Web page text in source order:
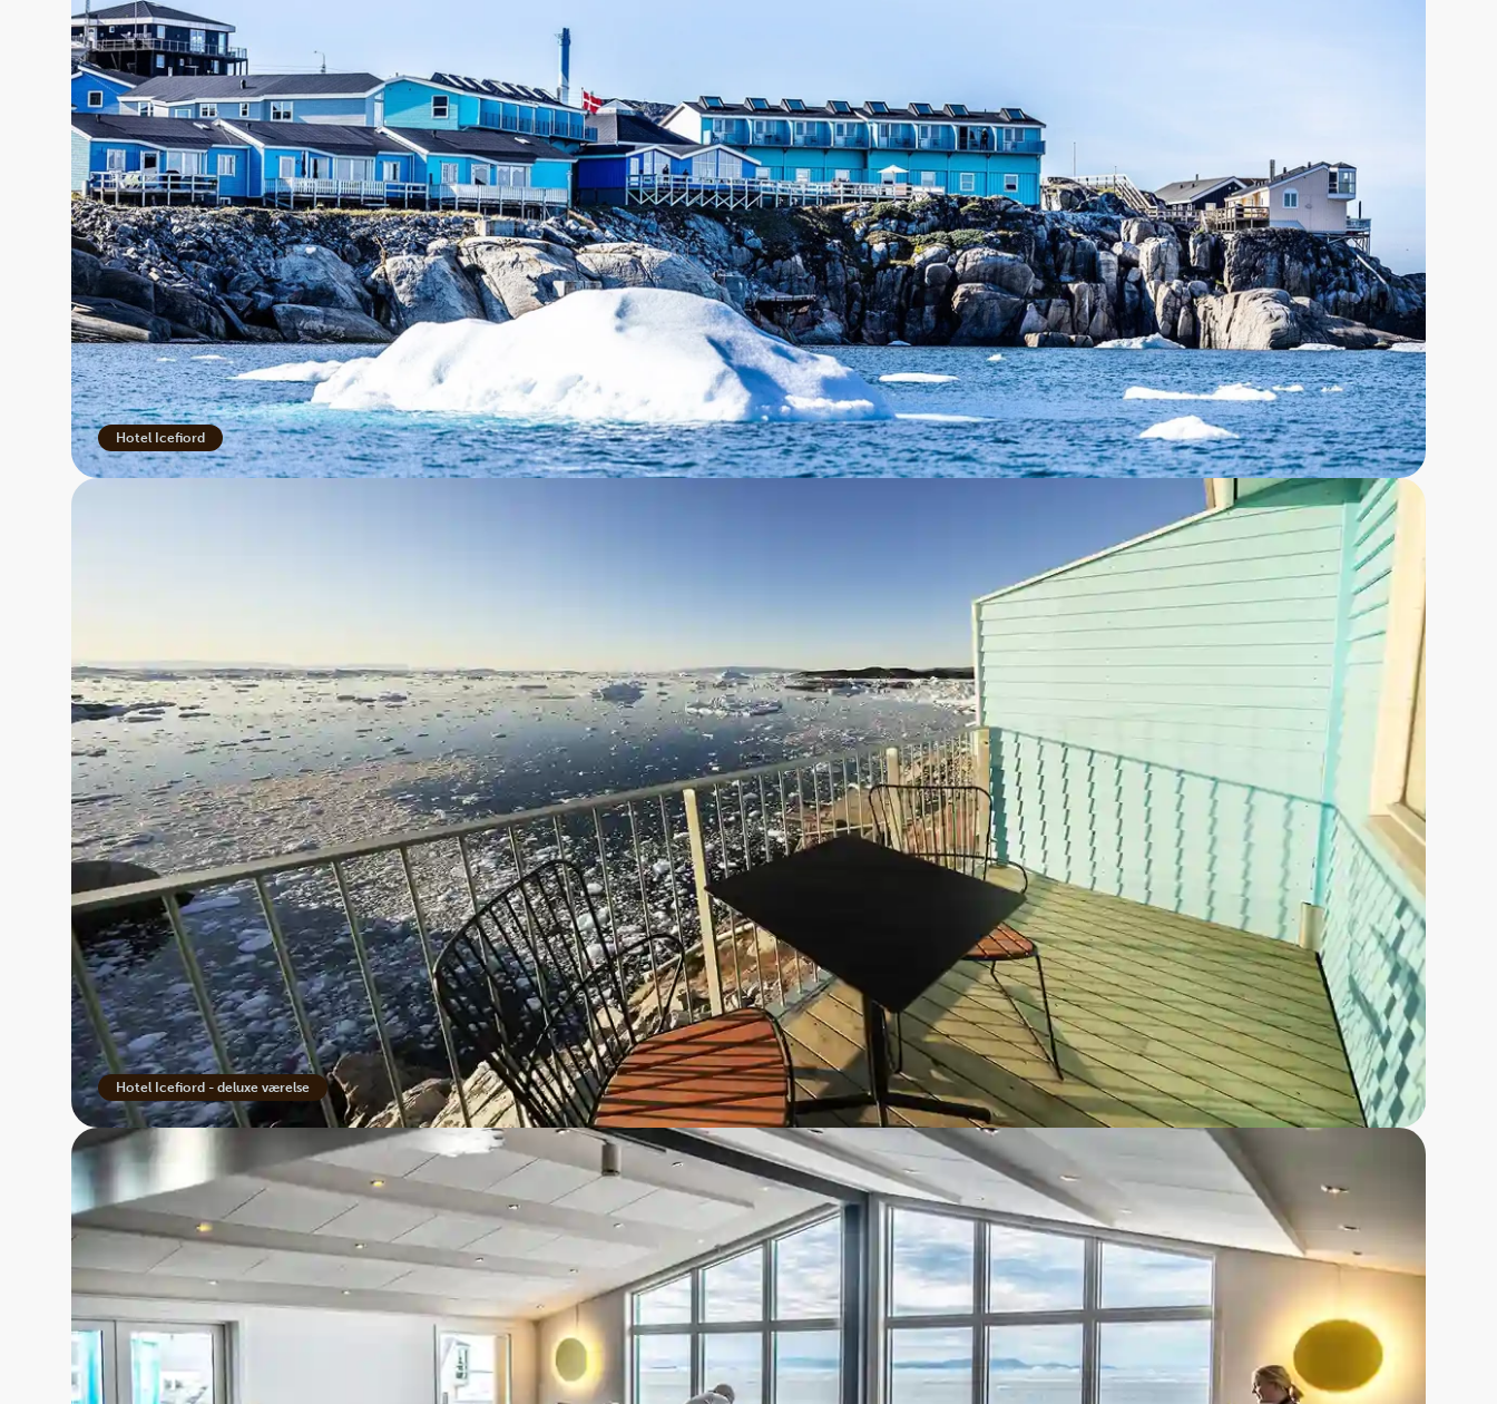
Hotel Icefiord
Hotel Icefiord - deluxe værelse
Hotel Icefiord i Ilulissat tilbyder en unik sommeroplevelse med sin rolige beliggenhed direkte ud til
Diskobugtens kyst. Her kan du være heldig at nyde synet af majestætiske hvaler, der jævnligt boltrer sig i vandet
lige uden for hotellets vinduer. Med både bymidten og den imponerende isfjord inden for gåafstand er hotellet
den perfekte base til at udforske Ilulissats natur og kultur.
På hotellets Restaurant Icefiord kan du forkæle dig selv med retter, der kombinerer lokale grønlandske råvarer
som rensdyr, moskus og friskfanget fisk med moderne nordiske teknikker. Hotellets eget røgeri fremstiller
økologiske røgvarer, som løfter menuen yderligere. Menuen skifter efter sæsonen og byder på autentiske
smagsoplevelser, hvor hver ret er akkompagneret af nøje udvalgte vine.
Atmosfæren på Hotel Icefiord er både moderne og personlig med en afslappet stemning, der indbyder til ro og
fordybelse. Hotellet prioriterer bæredygtighed for at bidrage til at bevare den unikke grønlandske natur.
Faciliteter:Reception, restaurant, bar.
Værelser:Standard dobbeltværelserne har alle udsigt over Diskobugten og danner rammen om en rolig base,
imellem de mange gode oplevelser Ilulissat byder på. Eget bad/toilet, skrivebord og stol, gratis wi-fi.
Deluxe Explorer Rooms har alle privat balkon og ovenlysvindue. Alle Deluxe Explorer værelser ligger på anden
etage med egne balkoner, som har udsigt over Diskobugten og det smukke landskab af isbjerge.